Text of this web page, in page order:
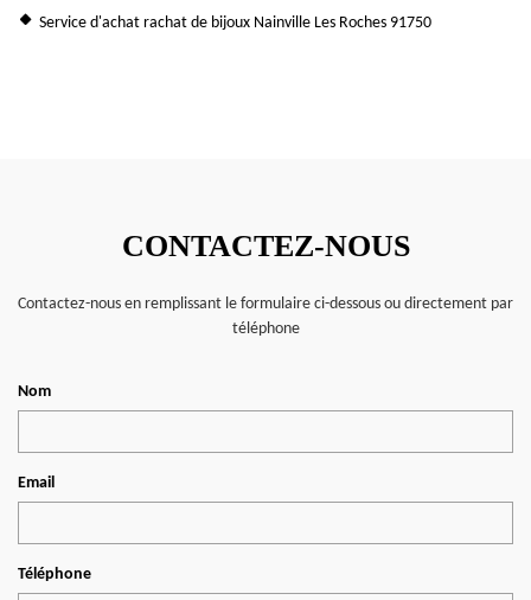
Service d'achat rachat de bijoux Nainville Les Roches 91750
CONTACTEZ-NOUS
Contactez-nous en remplissant le formulaire ci-dessous ou directement par
téléphone
Nom
Email
Téléphone